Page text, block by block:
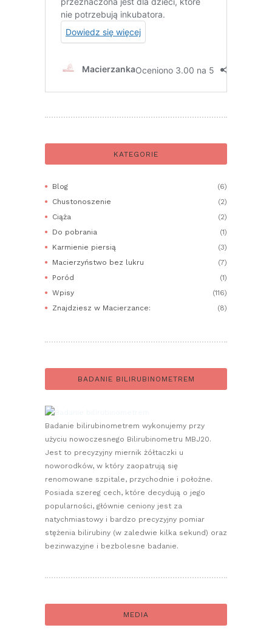
KATEGORIE
Blog
(6)
Chustonoszenie
(2)
Ciąża
(2)
Do pobrania
(1)
Karmienie piersią
(3)
Macierzyństwo bez lukru
(7)
Poród
(1)
Wpisy
(116)
Znajdziesz w Macierzance:
(8)
BADANIE BILIRUBINOMETREM
Badanie bilirubinometrem wykonujemy przy
użyciu nowoczesnego Bilirubinometru MBJ20.
Jest to precyzyjny miernik żółtaczki u
noworodków, w który zaopatrują się
renomowane szpitale, przychodnie i położne.
Posiada szereg cech, które decydują o jego
popularności, głównie ceniony jest za
natychmiastowy i bardzo precyzyjny pomiar
stężenia bilirubiny (w zaledwie kilka sekund) oraz
bezinwazyjne i bezbolesne badanie.
MEDIA